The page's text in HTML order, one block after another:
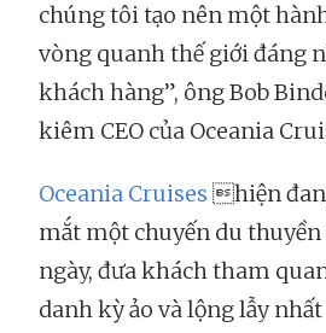
chúng tôi tạo nên một
vòng quanh thế giới đáng
khách hàng”, ông Bob
kiêm CEO của Oceania
Oceania Cruises hiện
mắt một chuyến du thuyền
ngày, đưa khách tham
danh kỳ ảo và lộng lẫy